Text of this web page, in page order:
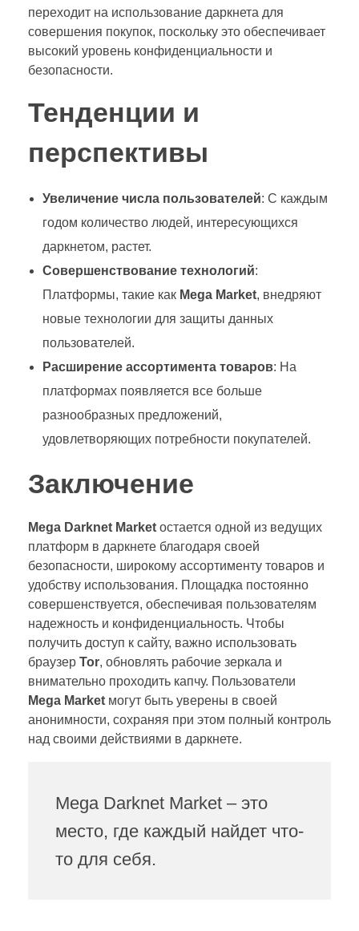
переходит на использование даркнета для
совершения покупок, поскольку это обеспечивает
высокий уровень конфиденциальности и
безопасности.
Тенденции и
перспективы
Увеличение числа пользователей: С каждым
годом количество людей, интересующихся
даркнетом, растет.
Совершенствование технологий:
Платформы, такие как Mega Market, внедряют
новые технологии для защиты данных
пользователей.
Расширение ассортимента товаров: На
платформах появляется все больше
разнообразных предложений,
удовлетворяющих потребности покупателей.
Заключение
Mega Darknet Market остается одной из ведущих
платформ в даркнете благодаря своей
безопасности, широкому ассортименту товаров и
удобству использования. Площадка постоянно
совершенствуется, обеспечивая пользователям
надежность и конфиденциальность. Чтобы
получить доступ к сайту, важно использовать
браузер Tor, обновлять рабочие зеркала и
внимательно проходить капчу. Пользователи
Mega Market могут быть уверены в своей
анонимности, сохраняя при этом полный контроль
над своими действиями в даркнете.
Mega Darknet Market – это
место, где каждый найдет что-
то для себя.